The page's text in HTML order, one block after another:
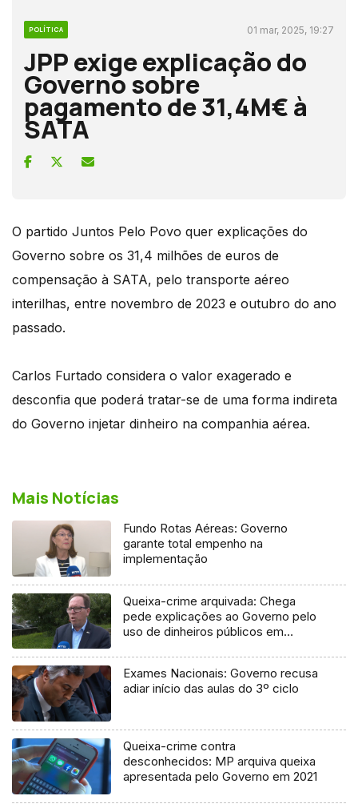
POLÍTICA 01 mar, 2025, 19:27
JPP exige explicação do
Governo sobre
pagamento de 31,4M€ à
SATA
O partido Juntos Pelo Povo quer explicações do
Governo sobre os 31,4 milhões de euros de
compensação à SATA, pelo transporte aéreo
interilhas, entre novembro de 2023 e outubro do ano
passado.
Carlos Furtado considera o valor exagerado e
desconfia que poderá tratar-se de uma forma indireta
do Governo injetar dinheiro na companhia aérea.
Mais Notícias
Fundo Rotas Aéreas: Governo
garante total empenho na
implementação
Queixa-crime arquivada: Chega
pede explicações ao Governo pelo
uso de dinheiros públicos em
Exames Nacionais: Governo recusa
adiar início das aulas do 3º ciclo
Queixa-crime contra
desconhecidos: MP arquiva queixa
apresentada pelo Governo em 2021